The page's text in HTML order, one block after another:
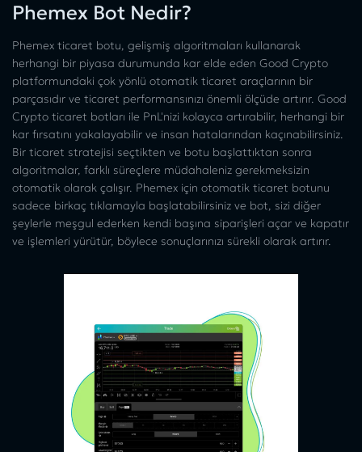
Phemex Bot Nedir?
Phemex ticaret botu, gelişmiş algoritmaları kullanarak
herhangi bir piyasa durumunda kar elde eden Good Crypto
platformundaki çok yönlü otomatik ticaret araçlarının bir
parçasıdır ve ticaret performansınızı önemli ölçüde artırır. Good
Crypto ticaret botları ile PnL'nizi kolayca artırabilir, herhangi bir
kar fırsatını yakalayabilir ve insan hatalarından kaçınabilirsiniz.
Bir ticaret stratejisi seçtikten ve botu başlattıktan sonra
algoritmalar, farklı süreçlere müdahaleniz gerekmeksizin
otomatik olarak çalışır. Phemex için otomatik ticaret botunu
sadece birkaç tıklamayla başlatabilirsiniz ve bot, sizi diğer
şeylerle meşgul ederken kendi başına siparişleri açar ve kapatır
ve işlemleri yürütür, böylece sonuçlarınızı sürekli olarak artırır.